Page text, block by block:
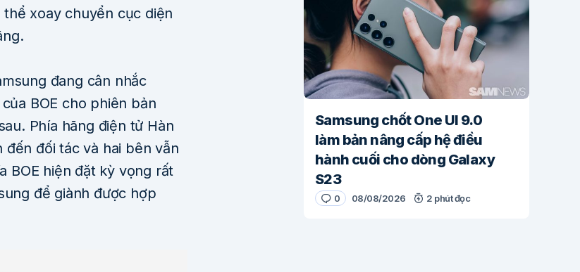
xoay chuyển cục diện
đang cân nhắc
BOE cho phiên bản
Phía hãng điện tử Hàn
đối tác và hai bên vẫn
BOE hiện đặt kỳ vọng rất
để giành được hợp
Samsung chốt One UI 9.0
làm bản nâng cấp hệ điều
hành cuối cho dòng Galaxy
S23
0 08/08/2026 2 phút đọc